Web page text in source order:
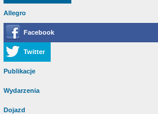
Allegro
Facebook
Twitter
Publikacje
Wydarzenia
Dojazd